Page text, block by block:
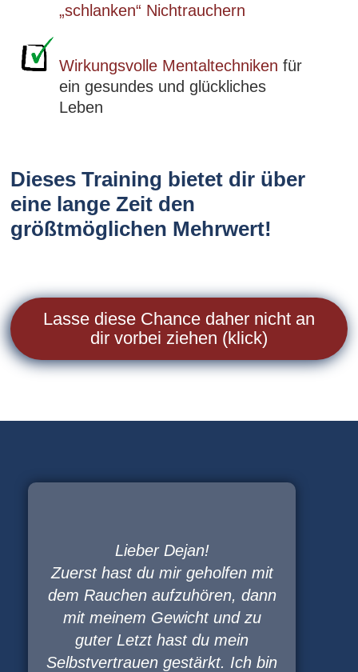
„schlanken“ Nichtrauchern
Wirkungsvolle Mentaltechniken für
ein gesundes und glückliches
Leben
Dieses Training bietet dir über
eine lange Zeit den
größtmöglichen Mehrwert!
Lasse diese Chance daher nicht an
dir vorbei ziehen (klick)
Lieber Dejan!
Zuerst hast du mir geholfen mit
dem Rauchen aufzuhören, dann
mit meinem Gewicht und zu
guter Letzt hast du mein
Selbstvertrauen gestärkt. Ich bin